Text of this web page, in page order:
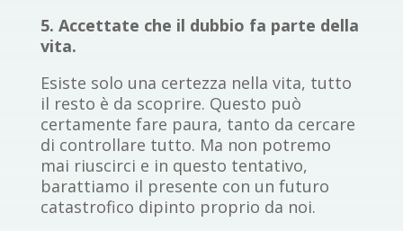
5. Accettate che il dubbio fa parte della
vita.
Esiste solo una certezza nella vita, tutto
il resto è da scoprire. Questo può
certamente fare paura, tanto da cercare
di controllare tutto. Ma non potremo
mai riuscirci e in questo tentativo,
barattiamo il presente con un futuro
catastrofico dipinto proprio da noi.